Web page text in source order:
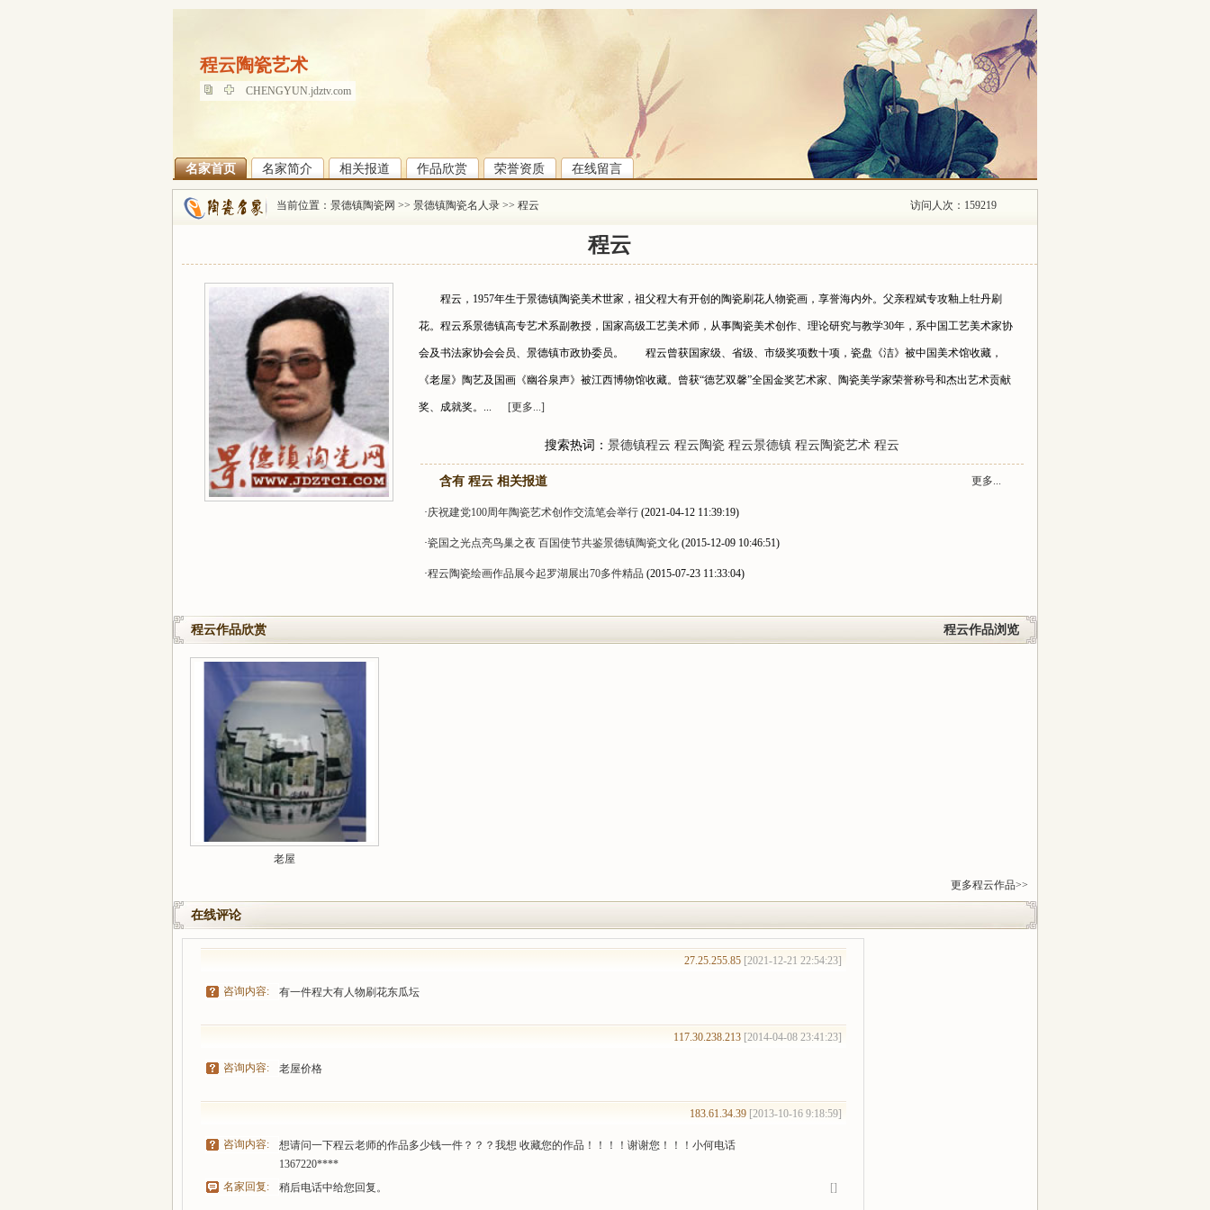
程云陶瓷艺术
程云陶瓷艺术
CHENGYUN.jdztv.com
名家首页 名家简介 相关报道 作品欣赏 荣誉资质 在线留言
访问人次：159219
当前位置： 景德镇陶瓷网 >> 景德镇陶瓷名人录 >> 程云
程云
程云，1957年生于景德镇陶瓷美术世家，祖父程大有开创的陶瓷刷花人物瓷画，享誉海内外。父亲程斌专攻釉上牡丹刷
花。程云系景德镇高专艺术系副教授，国家高级工艺美术师，从事陶瓷美术创作、理论研究与教学30年，系中国工艺美术家协
会及书法家协会会员、景德镇市政协委员。 程云曾获国家级、省级、市级奖项数十项，瓷盘《洁》被中国美术馆收藏，
《老屋》陶艺及国画《幽谷泉声》被江西博物馆收藏。曾获“德艺双馨”全国金奖艺术家、陶瓷美学家荣誉称号和杰出艺术贡献
奖、成就奖。... [更多...]
搜索热词： 景德镇程云 程云陶瓷 程云景德镇 程云陶瓷艺术 程云
含有 程云 相关报道 更多...
·庆祝建党100周年陶瓷艺术创作交流笔会举行 (2021-04-12 11:39:19)
·瓷国之光点亮鸟巢之夜 百国使节共鉴景德镇陶瓷文化 (2015-12-09 10:46:51)
·程云陶瓷绘画作品展今起罗湖展出70多件精品 (2015-07-23 11:33:04)
程云作品浏览
程云作品欣赏
老屋
更多程云作品>>
在线评论
27.25.255.85 [2021-12-21 22:54:23]
咨询内容: 有一件程大有人物刷花东瓜坛
117.30.238.213 [2014-04-08 23:41:23]
咨询内容: 老屋价格
183.61.34.39 [2013-10-16 9:18:59]
咨询内容:
想请问一下程云老师的作品多少钱一件？？？我想 收藏您的作品！！！！谢谢您！！！小何电话
1367220****
名家回复:
稍后电话中给您回复。 []